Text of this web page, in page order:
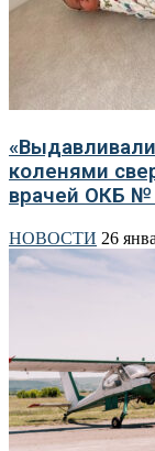
коленями
врачей ОКБ №
НОВОСТИ 26